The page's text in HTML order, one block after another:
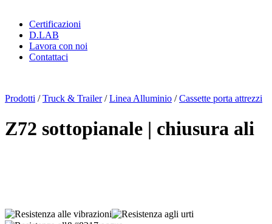
Certificazioni
D.LAB
Lavora con noi
Contattaci
Prodotti /Truck & Trailer/Linea Alluminio /Cassette porta attrezzi
Z72 sottopianale | chiusura ali